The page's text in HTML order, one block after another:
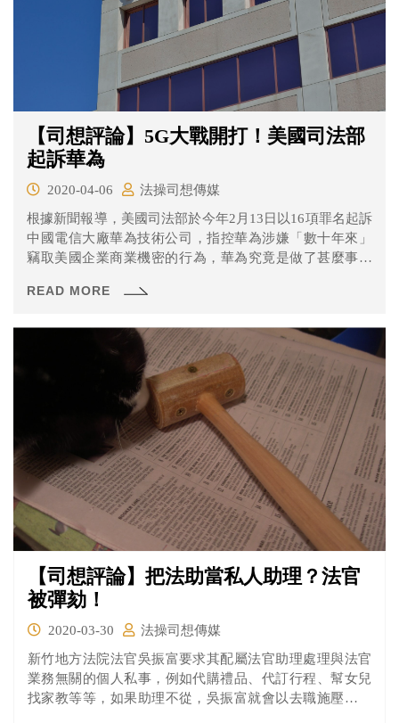
【司想評論】5G大戰開打！美國司法部
起訴華為
2020-04-06
法操司想傳媒
根據新聞報導，美國司法部於今年2月13日以16項罪名起訴
中國電信大廠華為技術公司，指控華為涉嫌「數十年來」
竊取美國企業商業機密的行為，華為究竟是做了甚麼事？
READ MORE
【司想評論】把法助當私人助理？法官
被彈劾！
2020-03-30
法操司想傳媒
新竹地方法院法官吳振富要求其配屬法官助理處理與法官
業務無關的個人私事，例如代購禮品、代訂行程、幫女兒
找家教等等，如果助理不從，吳振富就會以去職施壓，還